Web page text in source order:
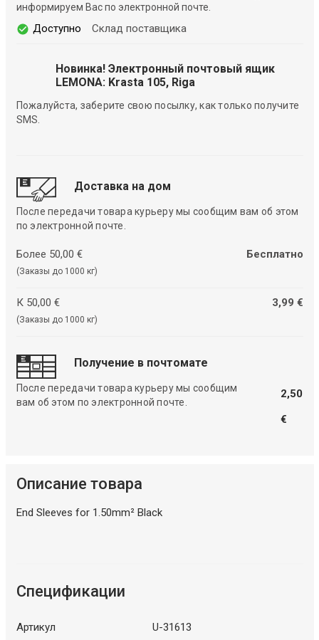
информируем Вас по электронной почте.
Доступно Склад поставщика
Новинка! Электронный почтовый ящик
LEMONA: Krasta 105, Riga
Пожалуйста, заберите свою посылку, как только получите
SMS.
Доставка на дом
После передачи товара курьеру мы сообщим вам об этом
по электронной почте.
Более 50,00 €
(Заказы до 1000 кг)
Бесплатно
К 50,00 €
(Заказы до 1000 кг)
3,99 €
Получение в почтомате
После передачи товара курьеру мы сообщим
вам об этом по электронной почте.
2,50
€
Описание товара
End Sleeves for 1.50mm² Black
Спецификации
Артикул U-31613